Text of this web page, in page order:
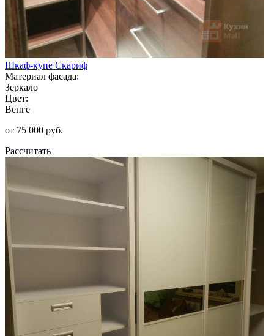
Шкаф-купе Скариф
Материал фасада:
Зеркало
Цвет:
Венге
от 75 000 руб.
Рассчитать